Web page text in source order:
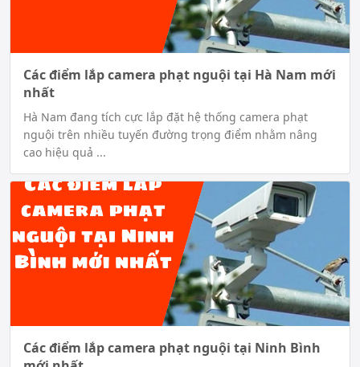
Các điểm lắp camera phạt nguội tại Hà Nam mới
nhất
Hà Nam đang tích cực lắp đặt hệ thống camera phạt
nguội trên nhiều tuyến đường trọng điểm nhằm nâng
cao hiệu quả ...
Các điểm lắp camera phạt nguội tại Ninh Bình